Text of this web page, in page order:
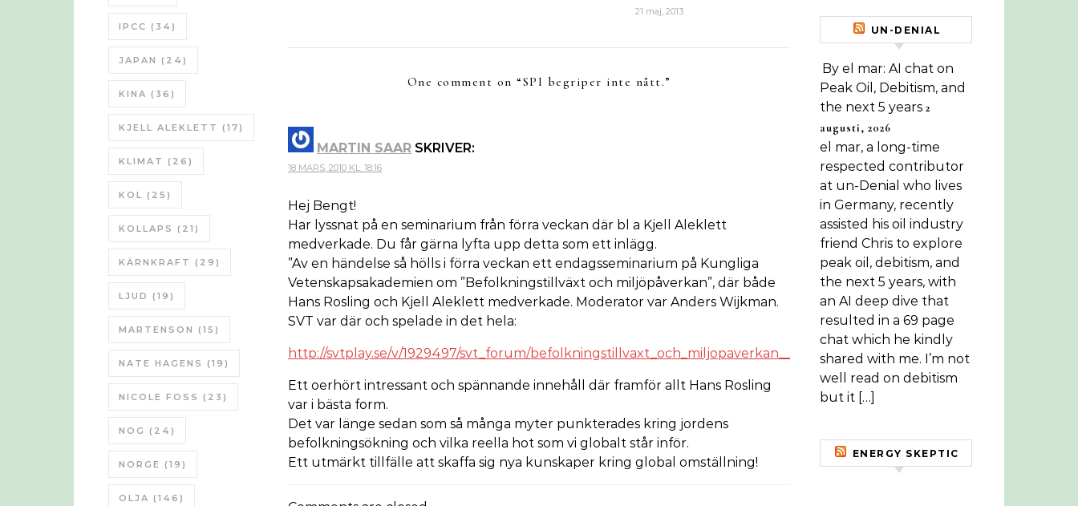
IPCC (34)
JAPAN (24)
KINA (36)
KJELL ALEKLETT (17)
KLIMAT (26)
KOL (25)
KOLLAPS (21)
KÄRNKRAFT (29)
LJUD (19)
MARTENSON (15)
NATE HAGENS (19)
NICOLE FOSS (23)
NOG (24)
NORGE (19)
OLJA (146)
21 maj, 2013
One comment on “SPI begriper inte nått.”
MARTIN SAAR SKRIVER:
18 MARS, 2010 KL. 18:16
Hej Bengt!
Har lyssnat på en seminarium från förra veckan där bl a Kjell Aleklett
medverkade. Du får gärna lyfta upp detta som ett inlägg.
”Av en händelse så hölls i förra veckan ett endagsseminarium på Kungliga
Vetenskapsakademien om ”Befolkningstillväxt och miljöpåverkan”, där både
Hans Rosling och Kjell Aleklett medverkade. Moderator var Anders Wijkman.
SVT var där och spelade in det hela:
http://svtplay.se/v/1929497/svt_forum/befolkningstillvaxt_och_miljopaverkan__del_2
Ett oerhört intressant och spännande innehåll där framför allt Hans Rosling
var i bästa form.
Det var länge sedan som så många myter punkterades kring jordens
befolkningsökning och vilka reella hot som vi globalt står inför.
Ett utmärkt tillfälle att skaffa sig nya kunskaper kring global omställning!
UN-DENIAL
By el mar: AI chat on
Peak Oil, Debitism, and
the next 5 years 2
augusti, 2026
el mar, a long-time
respected contributor
at un-Denial who lives
in Germany, recently
assisted his oil industry
friend Chris to explore
peak oil, debitism, and
the next 5 years, with
an AI deep dive that
resulted in a 69 page
chat which he kindly
shared with me. I’m not
well read on debitism
but it […]
ENERGY SKEPTIC